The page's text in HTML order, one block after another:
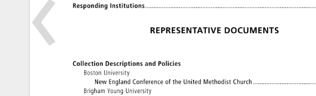
Responding Institutions
REPRESENTATIVE DOCUMENTS
Collection Descriptions and Policies
Boston University
New England Conference
of the United Methodist Church
Brigham Young University